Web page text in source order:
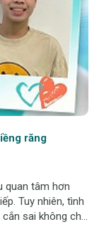
răng
quan tâm hơn
Tuy nhiên, tình
sai không chỉ